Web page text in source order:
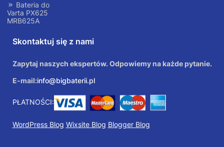
Bateria do
Varta PX625
MRB625A
Skontaktuj się z nami
Zapytaj naszych ekspertów. Odpowiemy na każde pytanie.
E-mail:info@bigbaterii.pl
PŁATNOŚCI:
WordPress Blog Wixsite Blog Blogger Blog